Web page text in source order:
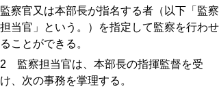
監察官又は本部長が指名する者（以下「監察
担当官」という。）を指定して監察を行わせ
ることができる。
2 監察担当官は、本部長の指揮監督を受
け、次の事務を掌理する。